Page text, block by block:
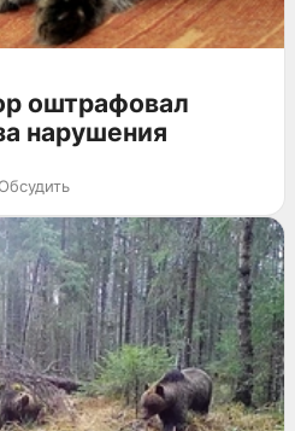
оштрафовал
нарушения